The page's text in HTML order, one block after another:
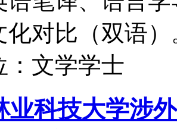
化对比（
：文学学士
业科技大学涉